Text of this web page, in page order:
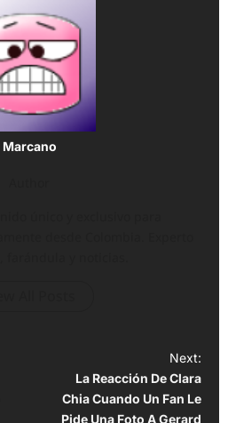
Marcano
Next:
La Reacción De Clara
Chia Cuando Un Fan Le
Pide Una Foto A Gerard